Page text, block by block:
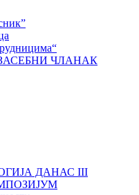
ЧЛАНАК
ДАНАС III